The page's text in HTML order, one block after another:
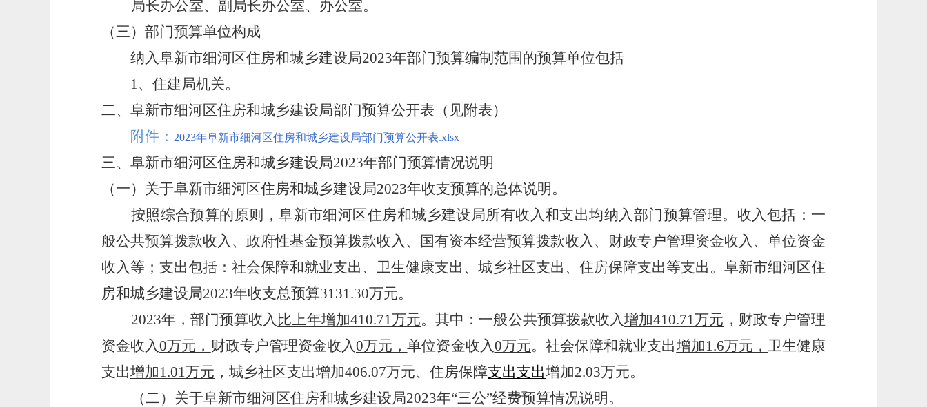
局长办公室、副局长办公室、办公室。
（三）部门预算单位构成
纳入阜新市细河区住房和城乡建设局2023年部门预算编制范围的预算单位包括
1、住建局机关。
二、阜新市细河区住房和城乡建设局部门预算公开表（见附表）
附件： 2023年阜新市细河区住房和城乡建设局部门预算公开表.xlsx
三、阜新市细河区住房和城乡建设局2023年部门预算情况说明
（一）关于阜新市细河区住房和城乡建设局2023年收支预算的总体说明。
按照综合预算的原则，阜新市细河区住房和城乡建设局所有收入和支出均纳入部门预算管理。收入包括：一
般公共预算拨款收入、政府性基金预算拨款收入、国有资本经营预算拨款收入、财政专户管理资金收入、单位资金
收入等；支出包括：社会保障和就业支出、卫生健康支出、城乡社区支出、住房保障支出等支出。阜新市细河区住
房和城乡建设局2023年收支总预算3131.30万元。
2023年，部门预算收入 比上年增加410.71万元。其中：一般公共预算拨款收入增加410.71万元 ，财政专户管理
资金收入0万元， 财政专户管理资金收入0万元，单位资金收入0万元。社会保障和就业支出增加1.6万元， 卫生健康
支出增加1.01万元 ，城乡社区支出增加406.07万元、住房保障支出支出增加2.03万元。
（二）关于阜新市细河区住房和城乡建设局2023年“三公”经费预算情况说明。